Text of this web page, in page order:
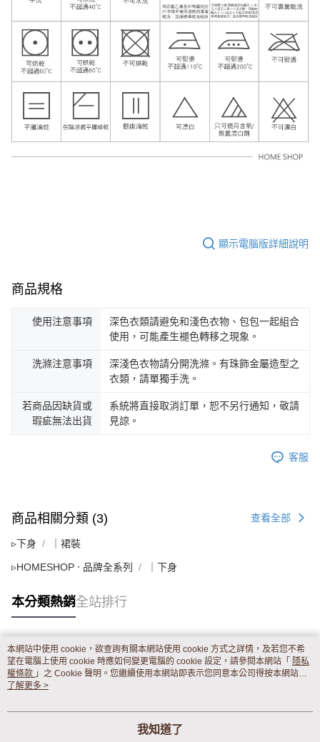
顯示電腦版詳細說明
商品規格
使用注意事項
深色衣類請避免和淺色衣物、包包一起組合
使用，可能產生褪色轉移之現象。
洗滌注意事項
深淺色衣物請分開洗滌。有珠飾金屬造型之
衣類，請單獨手洗。
若商品因缺貨或
瑕疵無法出貨
系統將直接取消訂單，恕不另行通知，敬請
見諒。
客服
商品相關分類 (3) 查看全部
▹下身 ｜裙裝
▹HOMESHOP ‧ 品牌全系列 ｜下身
本分類熱銷全站排行
熱門標籤
本網站中使用 cookie，欲查詢有關本網站使用 cookie 方式之詳情，及若您不希
望在電腦上使用 cookie 時應如何變更電腦的 cookie 設定，請參閱本網站「 隱私
權條款 」之 Cookie 聲明。您繼續使用本網站即表示您同意本公司得按本網站使
用條款之 Cookie 聲明使用 cookie。
了解更多 >
我知道了